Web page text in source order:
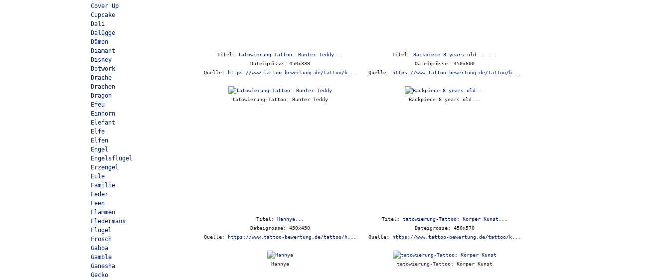
Cover Up
Cupcake
Dali
Dalügge
Dämon
Diamant
Disney
Dotwork
Drache
Drachen
Dragon
Efeu
Einhorn
Elefant
Elfe
Elfen
Engel
Engelsflügel
Erzengel
Eule
Familie
Feder
Feen
Flammen
Fledermaus
Flügel
Frosch
Gaboa
Gamble
Ganesha
Gecko
Titel: tatowierung-Tattoo: Bunter Teddy...
Dateigrösse: 450x338
Quelle: https://www.tattoo-bewertung.de/tattoo/b...
tatowierung-Tattoo: Bunter Teddy
Titel: Backpiece 8 years old... ...
Dateigrösse: 450x600
Quelle: https://www.tattoo-bewertung.de/tattoo/b...
Backpiece 8 years old...
Titel: Hannya...
Dateigrösse: 450x450
Quelle: https://www.tattoo-bewertung.de/tattoo/h...
Hannya
Titel: tatowierung-Tattoo: Körper Kunst...
Dateigrösse: 450x570
Quelle: https://www.tattoo-bewertung.de/tattoo/k...
tatowierung-Tattoo: Körper Kunst